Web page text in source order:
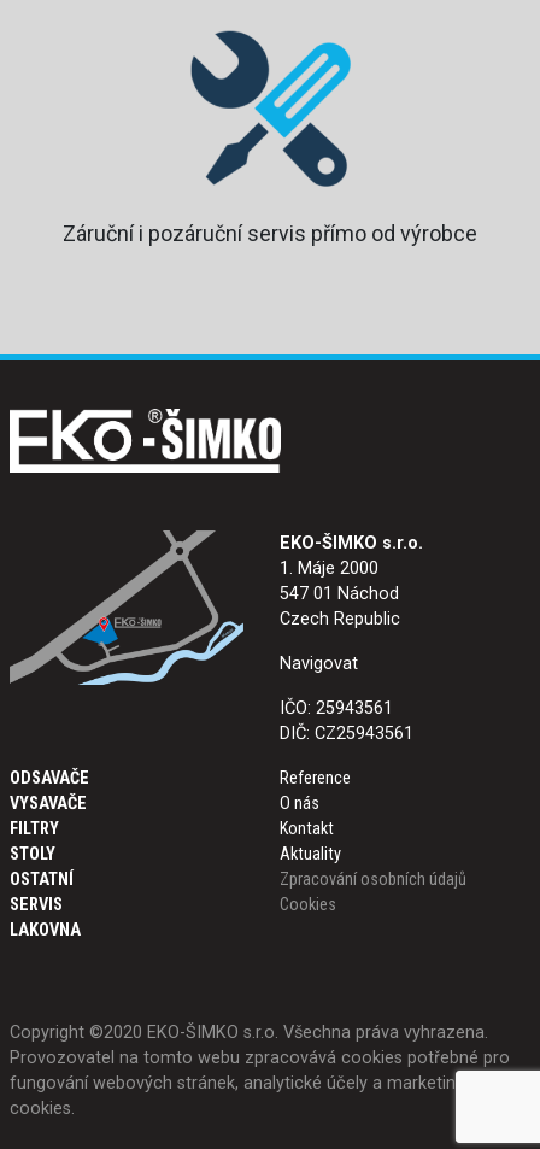
Záruční i pozáruční servis přímo od výrobce
EKO-ŠIMKO s.r.o.
1. Máje 2000
547 01 Náchod
Czech Republic
Navigovat
IČO: 25943561
DIČ: CZ25943561
ODSAVAČE
VYSAVAČE
FILTRY
STOLY
OSTATNÍ
SERVIS
LAKOVNA
Reference
O nás
Kontakt
Aktuality
Zpracování osobních údajů
Cookies
Copyright ©2020 EKO-ŠIMKO s.r.o. Všechna práva vyhrazena.
Provozovatel na tomto webu zpracovává cookies potřebné pro
fungování webových stránek, analytické účely a marketing.
cookies.